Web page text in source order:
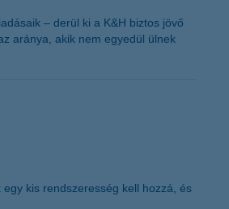
– derül ki a K&H biztos jövő
aránya, akik nem egyedül ülnek
kis rendszeresség kell hozzá, és